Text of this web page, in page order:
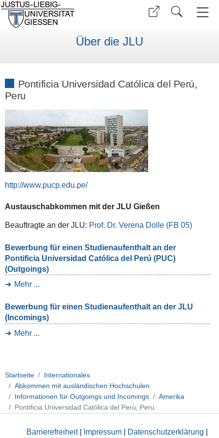
Über die JLU
Pontificia Universidad Católica del Perú,
Peru
http://www.pucp.edu.pe/
Austauschabkommen mit der JLU Gießen
Beauftragte an der JLU: Prof. Dr. Verena Dolle (FB 05)
Bewerbung für einen Studienaufenthalt an der
Pontificia Universidad Católica del Perú (PUC)
(Outgoings)
Mehr ...
Bewerbung für einen Studienaufenthalt an der JLU
(Incomings)
Mehr ...
Startseite
Internationales
Abkommen mit ausländischen Hochschulen
Informationen für Outgoings und Incomings
Amerika
Pontificia Universidad Católica del Perú, Peru
Barrierefreiheit| Impressum Datenschutzerklärung